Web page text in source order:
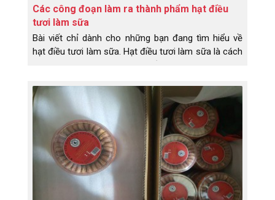
Các công đoạn làm ra thành phẩm hạt điều
tươi làm sữa
Bài viết chỉ dành cho những bạn đang tìm hiểu về
hạt điều tươi làm sữa. Hạt điều tươi làm sữa là cách
trắng khá nhiều bước và mất thời gian. Chi tiết cụ
thể như sau: